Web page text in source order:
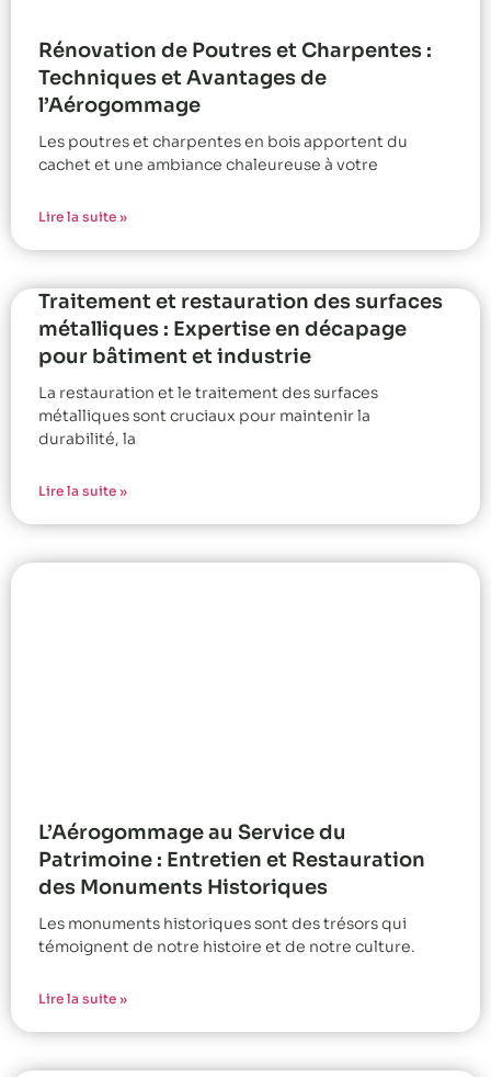
Rénovation de Poutres et Charpentes :
Techniques et Avantages de
l’Aérogommage
Les poutres et charpentes en bois apportent du
cachet et une ambiance chaleureuse à votre
Lire la suite »
Traitement et restauration des surfaces
métalliques : Expertise en décapage
pour bâtiment et industrie
La restauration et le traitement des surfaces
métalliques sont cruciaux pour maintenir la
durabilité, la
Lire la suite »
L’Aérogommage au Service du
Patrimoine : Entretien et Restauration
des Monuments Historiques
Les monuments historiques sont des trésors qui
témoignent de notre histoire et de notre culture.
Lire la suite »